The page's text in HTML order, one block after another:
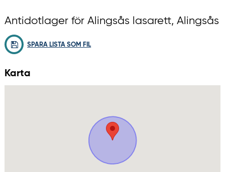
Antidotlager för Alingsås lasarett, Alingsås
SPARA LISTA SOM FIL
Karta